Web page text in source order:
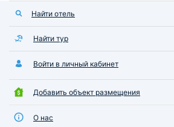
Найти отель
Найти тур
Войти в личный кабинет
Добавить объект размещения
О нас